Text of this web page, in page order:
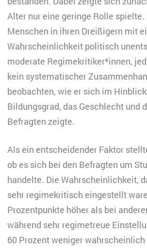
Alter nur eine geringe Rolle spielte.
Menschen in ihren Dreißigern mit
Wahrscheinlichkeit politisch
moderate Regimekritiker*innen,
kein systematischer
beobachten, wie er sich im
Bildungsgrad, das Geschlecht und
Befragten zeigte.
Als ein entscheidender Faktor
ob es sich bei den Befragten um
handelte. Die Wahrscheinlichkeit,
sehr regimekritisch eingestellt
Prozentpunkte höher als bei
während sehr regimetreue
60 Prozent weniger wahrscheinlich